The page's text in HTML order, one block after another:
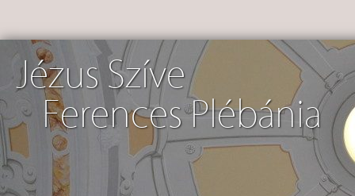
Jézus Szíve
Ferences Plébánia